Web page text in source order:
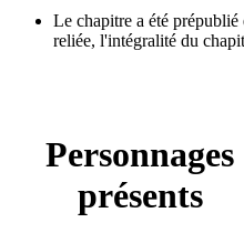
Le chapitre a été
reliée, l'intégralité du
Personnages
présents